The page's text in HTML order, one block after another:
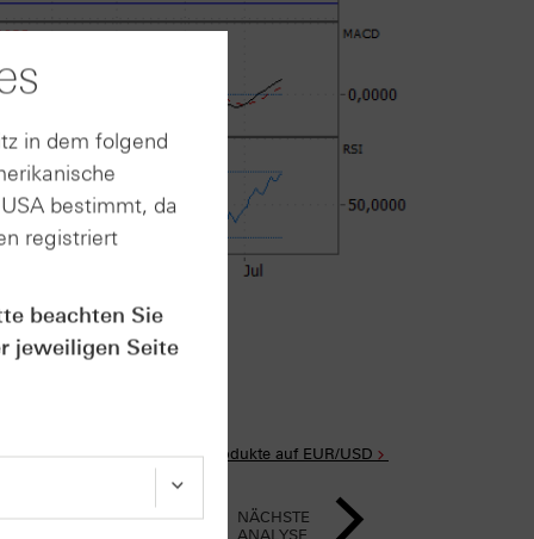
Anhang
Alle Produkte auf EUR/USD
NÄCHSTE
ANALYSE
in dem folgend
bestimmt, da
registriert
beachten Sie
jeweiligen Seite